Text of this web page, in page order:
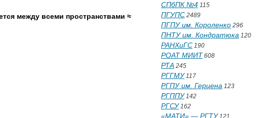
между всеми пространствами ≈
СПбПК №4 115
ПГУПС 2489
ПГПУ им. Короленко 296
ПНТУ им. Кондратюка 120
РАНХиГС 190
РОАТ МИИТ 608
РТА 245
РГГМУ117
РГПУ им. Герцена 123
РГППУ142
РГСУ162
«МАТИ» — РГТУ121